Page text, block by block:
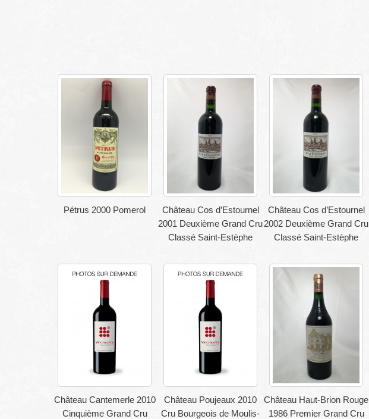
Pétrus 2000 Pomerol
Château Cos d’Estournel
2001 Deuxième Grand Cru
Classé Saint-Estèphe
Château Cos d’Estournel
2002 Deuxième Grand Cru
Classé Saint-Estèphe
Château Cantemerle 2010
Cinquième Grand Cru
Château Poujeaux 2010
Cru Bourgeois de Moulis-
Château Haut-Brion Rouge
1986 Premier Grand Cru